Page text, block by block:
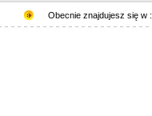
Obecnie znajdujesz się w :